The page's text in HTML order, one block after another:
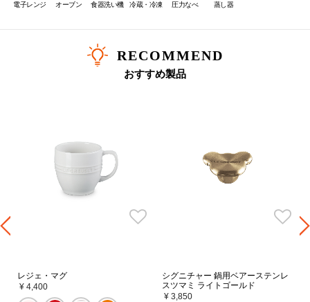
電子レンジ オーブン 食器洗い機 冷蔵・冷凍 圧力なべ 蒸し器
RECOMMEND
おすすめ製品
レジェ・マグ
¥ 4,400
シグニチャー 鍋用ベアーステンレ
スツマミ ライトゴールド
¥ 3,850